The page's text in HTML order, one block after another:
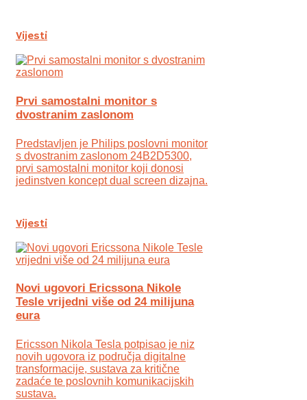
Vijesti
Prvi samostalni monitor s
dvostranim zaslonom
Predstavljen je Philips poslovni monitor
s dvostranim zaslonom 24B2D5300,
prvi samostalni monitor koji donosi
jedinstven koncept dual screen dizajna.
Vijesti
Novi ugovori Ericssona Nikole
Tesle vrijedni više od 24 milijuna
eura
Ericsson Nikola Tesla potpisao je niz
novih ugovora iz područja digitalne
transformacije, sustava za kritične
zadaće te poslovnih komunikacijskih
sustava.